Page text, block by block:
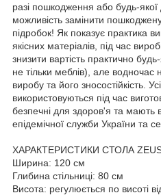
разі пошкодження або будь-
можливість замінити
підробок! Як показує практика
якісних матеріалів, під час
знизити вартість практично
не тільки меблів), але водночас
виробу та його зносостійкість.
використовуються під час
безпечні для здоров'я та мають
епідемічної служби України та
ХАРАКТЕРИСТИКИ СТОЛА
Ширина: 120 см
Глибина стільниці: 80 см
Висота: регулюється по висоті